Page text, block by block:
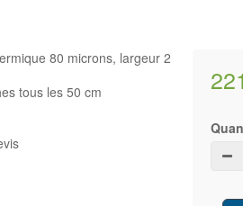
80 microns, largeur 2
tous les 50 cm